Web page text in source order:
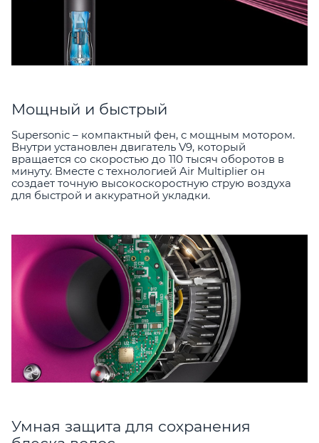
Мощный и быстрый
Supersonic – компактный фен, с мощным мотором.
Внутри установлен двигатель V9, который
вращается со скоростью до 110 тысяч оборотов в
минуту. Вместе с технологией Air Multiplier он
создает точную высокоскоростную струю воздуха
для быстрой и аккуратной укладки.
Умная защита для сохранения